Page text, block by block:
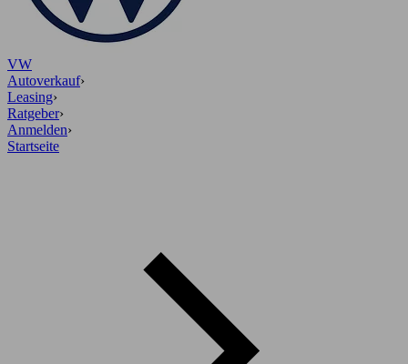
VW
Autoverkauf›
Leasing›
Ratgeber›
Anmelden›
Startseite